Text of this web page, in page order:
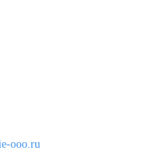
ooo.ru